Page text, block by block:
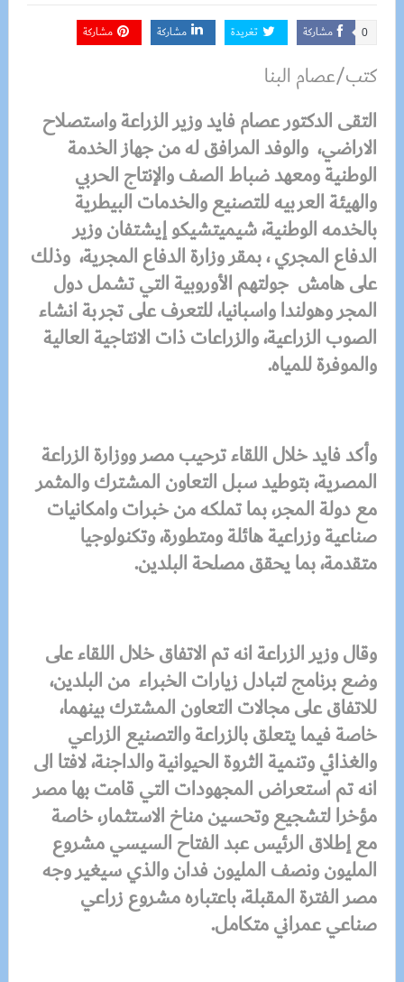
مشاركة 0 تغريدة مشاركة مشاركة
كتب/عصام البنا
التقى الدكتور عصام فايد وزير الزراعة واستصلاح
الاراضي، والوفد المرافق له من جهاز الخدمة
الوطنية ومعهد ضباط الصف والإنتاج الحربي
والهيئة العربيه للتصنيع والخدمات البيطرية
بالخدمه الوطنية، شيميتشيكو إيشتفان وزير
الدفاع المجري ، بمقر وزارة الدفاع المجرية، وذلك
على هامش جولتهم الأوروبية التي تشمل دول
المجر وهولندا واسبانيا، للتعرف على تجربة انشاء
الصوب الزراعية، والزراعات ذات الانتاجية العالية
والموفرة للمياه.
وأكد فايد خلال اللقاء ترحيب مصر ووزارة الزراعة
المصرية، بتوطيد سبل التعاون المشترك والمثمر
مع دولة المجر، بما تملكه من خبرات وامكانيات
صناعية وزراعية هائلة ومتطورة، وتكنولوجيا
متقدمة، بما يحقق مصلحة البلدين.
وقال وزير الزراعة انه تم الاتفاق خلال اللقاء على
وضع برنامج لتبادل زيارات الخبراء من البلدين،
للاتفاق على مجالات التعاون المشترك بينهما،
خاصة فيما يتعلق بالزراعة والتصنيع الزراعي
والغذائي وتنمية الثروة الحيوانية والداجنة، لافتا الى
انه تم استعراض المجهودات التي قامت بها مصر
مؤخرا لتشجيع وتحسين مناخ الاستثمار، خاصة
مع إطلاق الرئيس عبد الفتاح السيسي مشروع
المليون ونصف المليون فدان والذي سيغير وجه
مصر الفترة المقبلة، باعتباره مشروع زراعي
صناعي عمراني متكامل.